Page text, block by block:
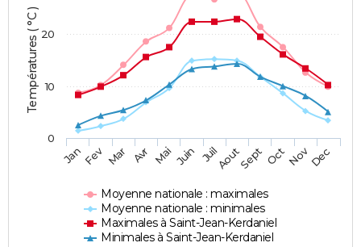
Températures ( °C )
Moyenne nationale : maximales
Moyenne nationale : minimales
Maximales à Saint-Jean-Kerdaniel
Minimales à Saint-Jean-Kerdaniel
JanFev Mar Avr Mai Juin JuilAoutSept OctNovDec
0
10
20